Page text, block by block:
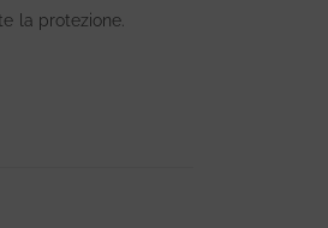
la protezione.